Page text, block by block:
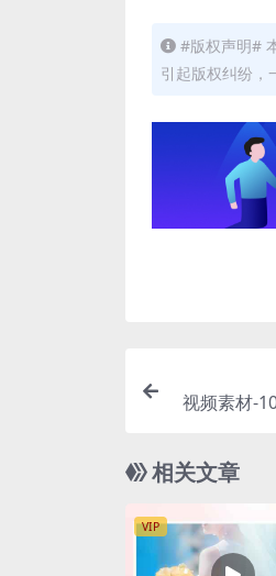
#版权声明#
引起版权纠纷，
视频素材-
相关文章
VIP